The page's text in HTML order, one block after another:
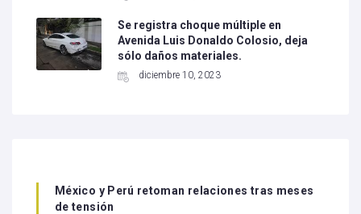
Se registra choque múltiple en
Avenida Luis Donaldo Colosio, deja
sólo daños materiales.
diciembre 10, 2023
México y Perú retoman relaciones tras meses
de tensión